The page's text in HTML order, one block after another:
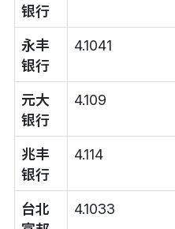
银行
永丰
银行
4.1041
元大
银行
4.109
兆丰
银行
4.114
台北
4.1033